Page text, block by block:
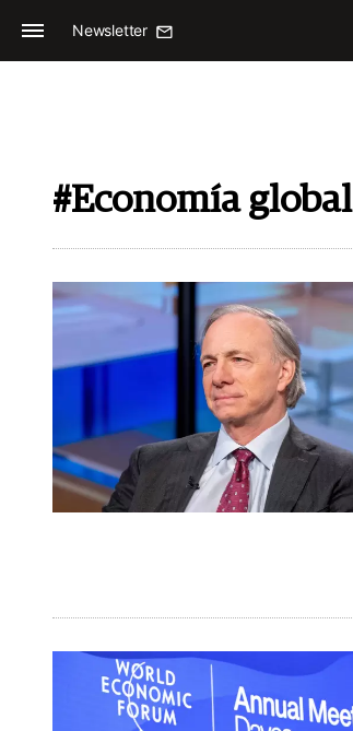
Newsletter
#Economía global